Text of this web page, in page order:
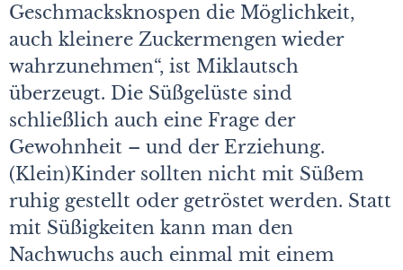
Geschmacksknospen die Möglichkeit,
auch kleinere Zuckermengen wieder
wahrzunehmen“, ist Miklautsch
überzeugt. Die Süßgelüste sind
schließlich auch eine Frage der
Gewohnheit – und der Erziehung.
(Klein)Kinder sollten nicht mit Süßem
ruhig gestellt oder getröstet werden. Statt
mit Süßigkeiten kann man den
Nachwuchs auch einmal mit einem